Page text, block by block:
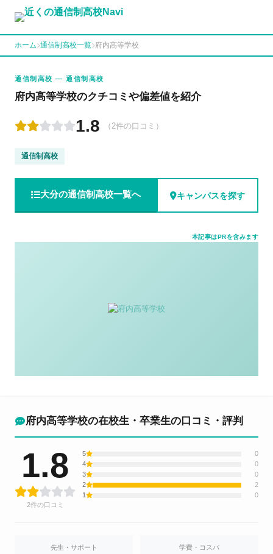
ホーム 通信制高校一覧 府内高等学校
通信制高校 — 通信制高校
府内高等学校のクチコミや偏差値を紹介
1.8 （2件の口コミ）
通信制高校
大分の通信制高校一覧へ キャンパスを探す
本記事はPRを含みます
府内高等学校の在校生・卒業生の口コミ・評判
1.8
2件の口コミ
5
0
4
0
3
0
2
2
1
0
先生・サポート 学費・コスパ